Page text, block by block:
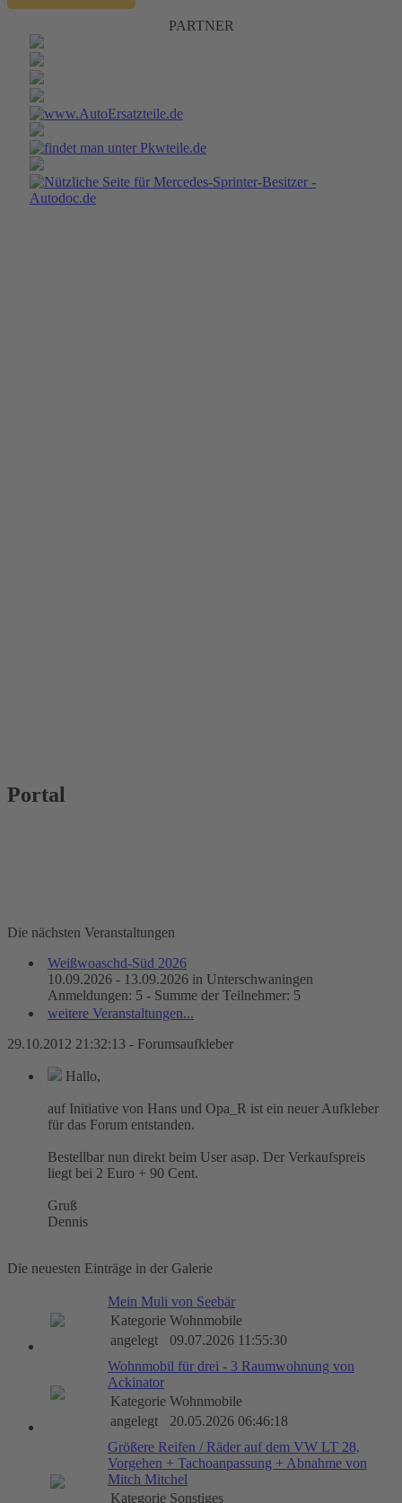
PARTNER
Portal
Die nächsten Veranstaltungen
Weißwoaschd-Süd 2026
10.09.2026 - 13.09.2026 in Unterschwaningen
Anmeldungen: 5 - Summe der Teilnehmer: 5
weitere Veranstaltungen...
29.10.2012 21:32:13 - Forumsaufkleber
Hallo,
auf Initiative von Hans und Opa_R ist ein neuer Aufkleber
für das Forum entstanden.
Bestellbar nun direkt beim User asap. Der Verkaufspreis
liegt bei 2 Euro + 90 Cent.
Gruß
Dennis
Die neuesten Einträge in der Galerie
Mein Muli von Seebär
Kategorie Wohnmobile
angelegt
09.07.2026 11:55:30
Wohnmobil für drei - 3 Raumwohnung von
Ackinator
Kategorie Wohnmobile
angelegt
20.05.2026 06:46:18
Größere Reifen / Räder auf dem VW LT 28,
Vorgehen + Tachoanpassung + Abnahme von
Mitch Mitchel
Kategorie Sonstiges